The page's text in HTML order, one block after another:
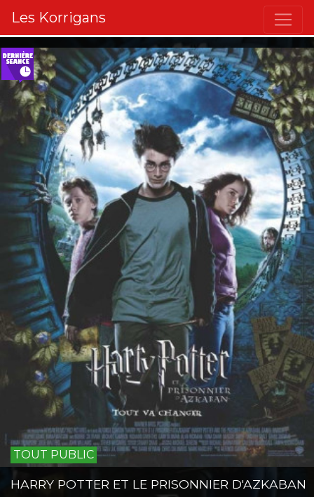
Les Korrigans
TOUT PUBLIC
HARRY POTTER ET LE PRISONNIER D'AZKABAN